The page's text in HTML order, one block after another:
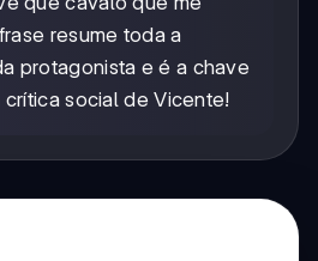
resume toda a
protagonista e é a chave
social de Vicente!